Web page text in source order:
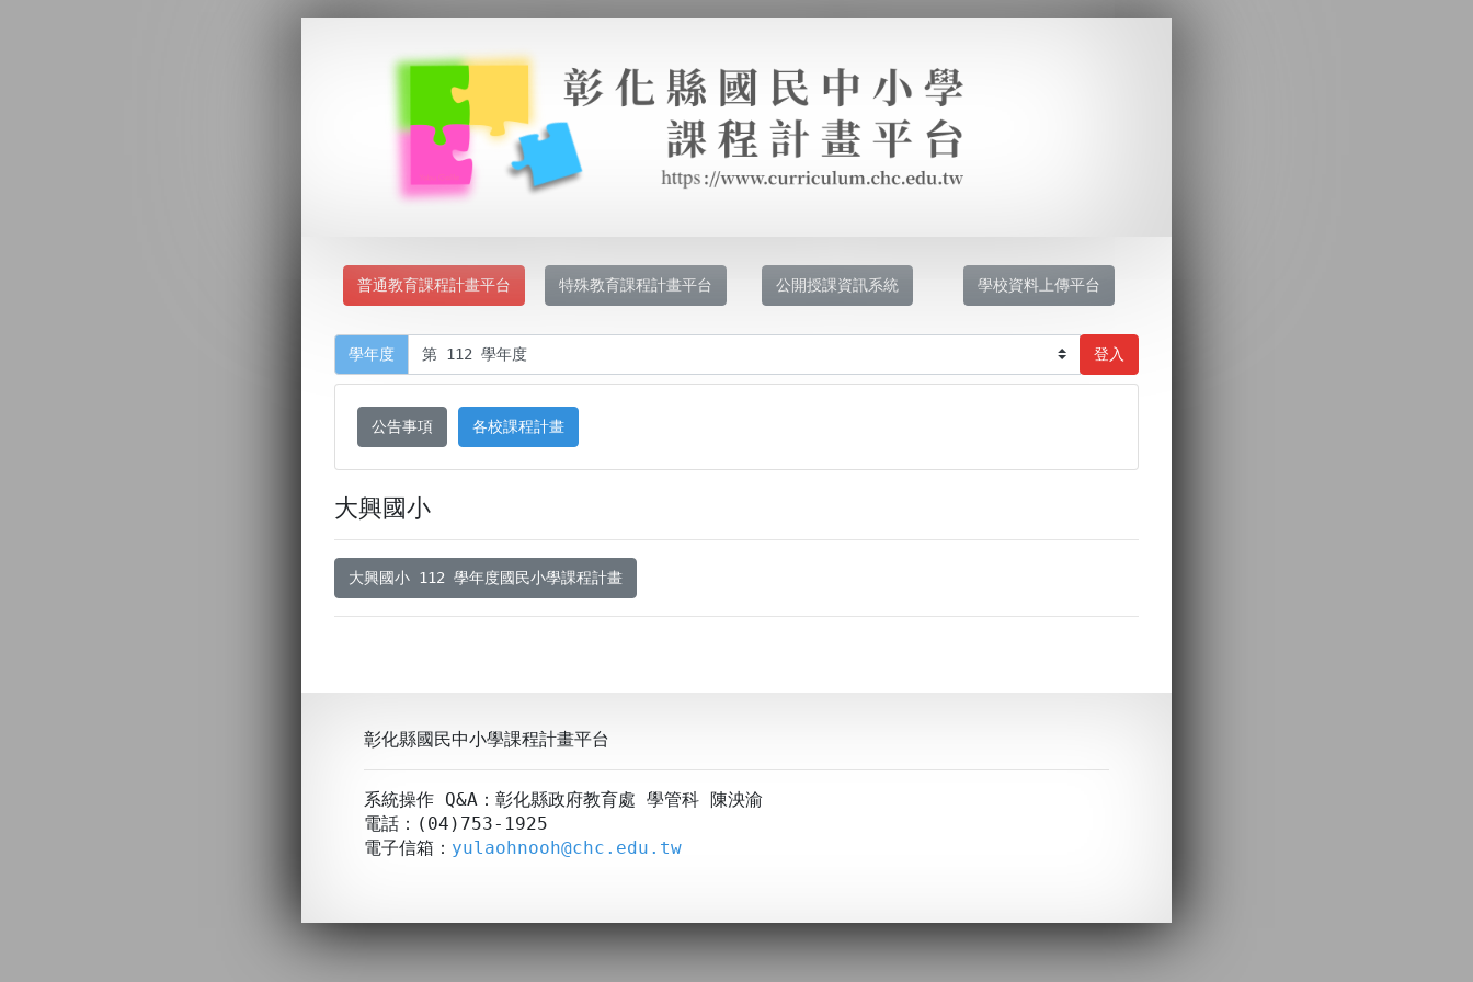
普通教育課程計畫平台 特殊教育課程計畫平台 公開授課資訊系統 學校資料上傳平台
學年度 登入
公告事項 各校課程計畫
大興國小
大興國小 112 學年度國民小學課程計畫
彰化縣國民中小學課程計畫平台
系統操作 Q&A：彰化縣政府教育處 學管科 陳泱渝
電話：(04)753-1925
電子信箱： yulaohnooh@chc.edu.tw